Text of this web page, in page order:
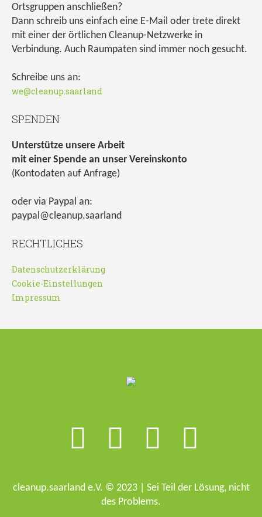
Ortsgruppen anschließen?
Dann schreib uns einfach eine E-Mail oder trete direkt
mit einer der örtlichen Cleanup-Netzwerke in
Verbindung. Auch Raumpaten sind immer noch gesucht.
Schreibe uns an:
we@cleanup.saarland
SPENDEN
Unterstütze unsere Arbeit
mit einer Spende an unser Vereinskonto
(Kontodaten auf Anfrage)
oder via Paypal an:
paypal@cleanup.saarland
RECHTLICHES
Datenschutzerklärung
Cookie-Einstellungen
Impressum
cleanup.saarland e.V. © 2023 | Sei Teil der Lösung, nicht
des Problems.